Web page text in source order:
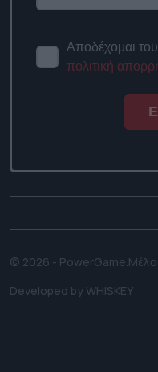
Αποδέχομαι
πολιτική
© 2026 - PowerGame.
Developed by WHISKEY